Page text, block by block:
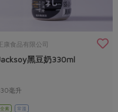
康食品有限公司
黑豆奶330ml
毫升
全素 常溫